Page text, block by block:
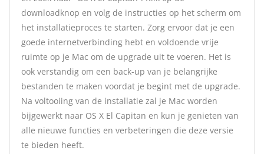
downloadknop en volg de instructies op het scherm om
het installatieproces te starten. Zorg ervoor dat je een
goede internetverbinding hebt en voldoende vrije
ruimte op je Mac om de upgrade uit te voeren. Het is
ook verstandig om een back-up van je belangrijke
bestanden te maken voordat je begint met de upgrade.
Na voltooiing van de installatie zal je Mac worden
bijgewerkt naar OS X El Capitan en kun je genieten van
alle nieuwe functies en verbeteringen die deze versie
te bieden heeft.